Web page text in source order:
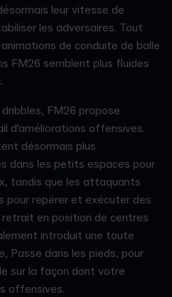
leur vitesse de
les adversaires. Tout
de conduite de balle
FM26 semblent plus fluides
FM26 propose
d'améliorations offensives.
désormais plus
dans les petits espaces pour
tandis que les attaquants
pour repérer et exécuter des
en position de centres
introduit une toute
Passe dans les pieds, pour
sur la façon dont votre
offensives.